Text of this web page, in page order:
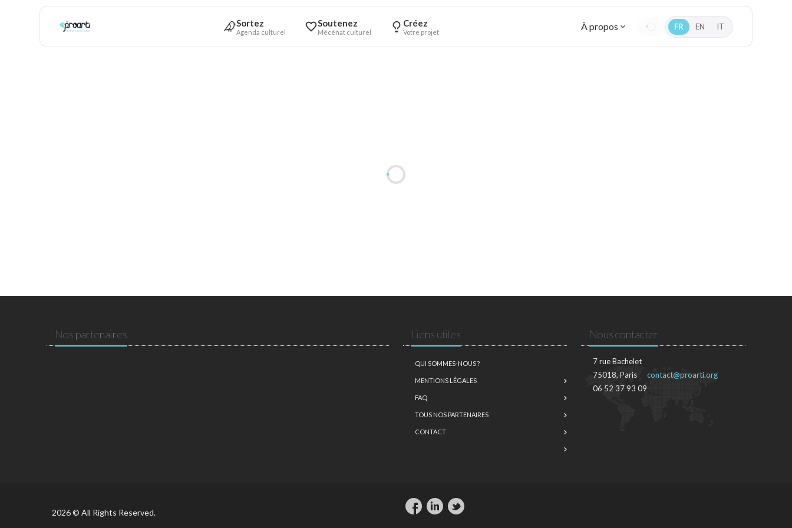
Sortez
Agenda culturel
Soutenez
Mécénat culturel
Créez
Votre projet À propos FR EN IT
Nos partenaires Liens utiles
QUI SOMMES-NOUS ?
MENTIONS LÉGALES
FAQ
TOUS NOS PARTENAIRES
CONTACT
Nous contacter
7 rue Bachelet
75018, Paris
06 52 37 93 09
contact@proarti.org
2026 © All Rights Reserved.